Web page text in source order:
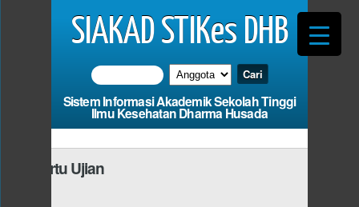
SIAKAD STIKes DHB
Sistem Informasi Akademik Sekolah Tinggi
Ilmu Kesehatan Dharma Husada
Kartu Ujian